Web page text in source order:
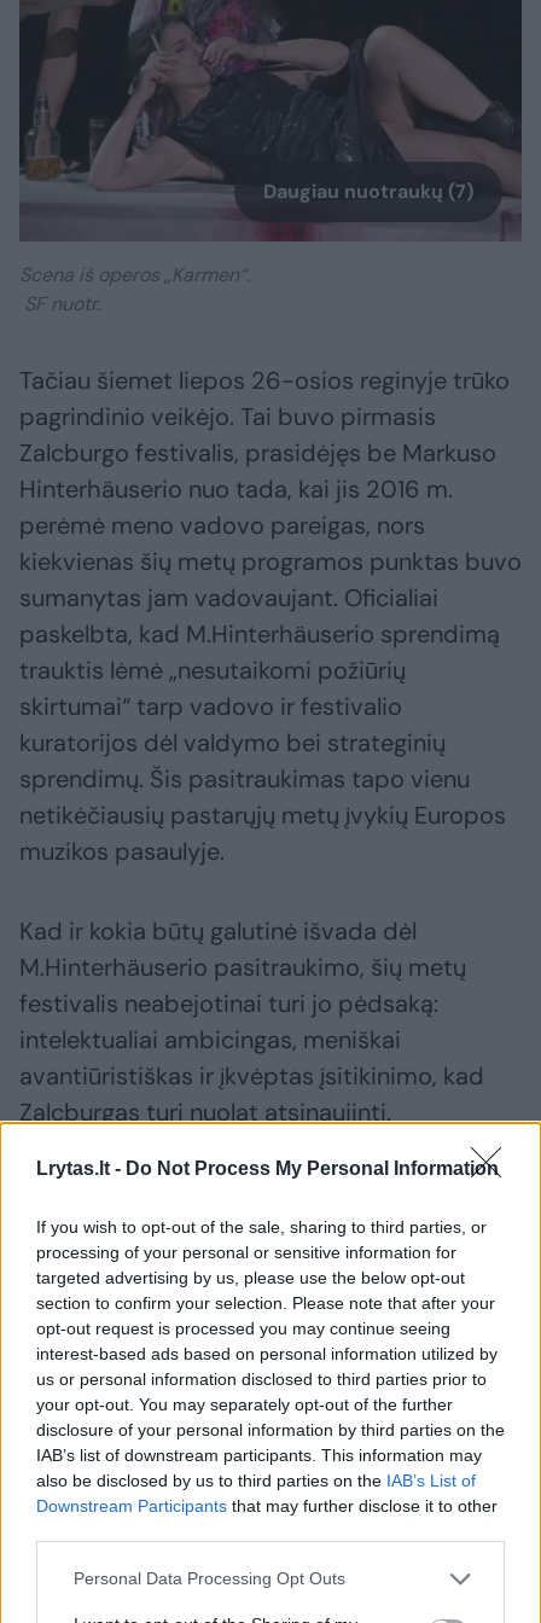
Lrytas.lt - Do Not Process My Personal Information
If you wish to opt-out of the sale, sharing to third parties, or
processing of your personal or sensitive information for
targeted advertising by us, please use the below opt-out
section to confirm your selection. Please note that after your
opt-out request is processed you may continue seeing
interest-based ads based on personal information utilized by
us or personal information disclosed to third parties prior to
your opt-out. You may separately opt-out of the further
disclosure of your personal information by third parties on the
IAB’s list of downstream participants. This information may
also be disclosed by us to third parties on the IAB’s List of
Downstream Participants that may further disclose it to other
Personal Data Processing Opt Outs
Daugiau nuotraukų (7)
Scena iš operos „Karmen“.
SF nuotr.
Tačiau šiemet liepos 26-osios reginyje trūko
pagrindinio veikėjo. Tai buvo pirmasis
Zalcburgo festivalis, prasidėjęs be Markuso
Hinterhäuserio nuo tada, kai jis 2016 m.
perėmė meno vadovo pareigas, nors
kiekvienas šių metų programos punktas buvo
sumanytas jam vadovaujant. Oficialiai
paskelbta, kad M.Hinterhäuserio sprendimą
trauktis lėmė „nesutaikomi požiūrių
skirtumai“ tarp vadovo ir festivalio
kuratorijos dėl valdymo bei strateginių
sprendimų. Šis pasitraukimas tapo vienu
netikėčiausių pastarųjų metų įvykių Europos
muzikos pasaulyje.
Kad ir kokia būtų galutinė išvada dėl
M.Hinterhäuserio pasitraukimo, šių metų
festivalis neabejotinai turi jo pėdsaką:
intelektualiai ambicingas, meniškai
avantiūristiškas ir įkvėptas įsitikinimo, kad
Zalcburgas turi nuolat atsinaujinti.
„Karmen“ atsiradimas programoje – irgi
M.Hinterhäuserio meninės vizijos rezultatas.
Režisuoti spektaklį jis pakvietė argentiniečių
ir italų kilmės Belgijoje reziduojančią vieną
ryškiausių šiuolaikinio šokio atstovių
choreografę ir režisierę Gabrielą Carrizo,
garsiosios trupės „Peeping Tom“
bendraįkūrėję. G.Carrizo trupė garsėja
dramos sinteze, todėl jau iš anksto buvo